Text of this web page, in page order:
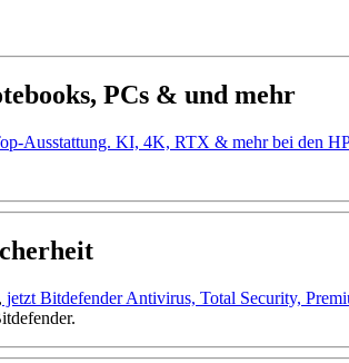
PCs & und mehr
Ausstattung. KI, 4K, RTX & mehr bei den
jetzt Bitdefender Antivirus, Total Security,